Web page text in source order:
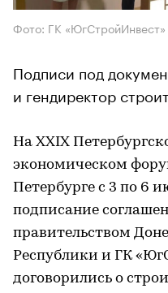
Фото: ГК «ЮгСтройИнвест»
Подписи под
и гендиректор
На XXIX
экономическом
Петербурге с 3 по 6
подписание
правительством
Республики и ГК
договорились о